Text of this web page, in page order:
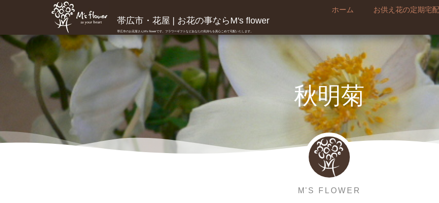
帯広市・花屋 | お花の事ならM's flower
帯広市のお花屋さんM's flowerです。フラワーギフトなどあなたの気持ちを真心こめて宅配いたします。
ホーム お供え花の定期宅
秋明菊
M'S FLOWER